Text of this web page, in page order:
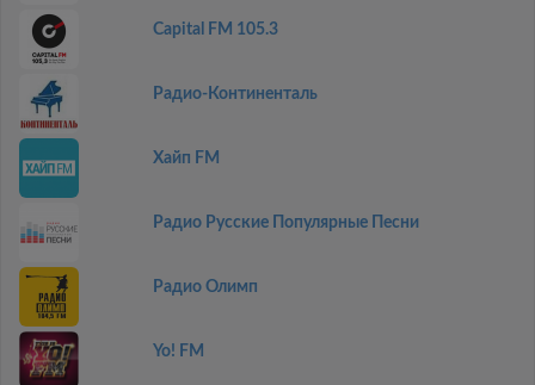
Capital FM 105.3
Радио-Континенталь
Хайп FM
Радио Русские Популярные Песни
Радио Олимп
Yo! FM